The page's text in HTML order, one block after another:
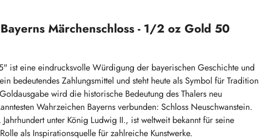
Märchenschloss - 1/2 oz Gold 50
ist eine eindrucksvolle Würdigung der bayerischen Geschichte und
bedeutendes Zahlungsmittel und steht heute als Symbol für Tradition
wird die historische Bedeutung des Thalers neu
Wahrzeichen Bayerns verbunden: Schloss Neuschwanstein.
unter König Ludwig II., ist weltweit bekannt für seine
als Inspirationsquelle für zahlreiche Kunstwerke.